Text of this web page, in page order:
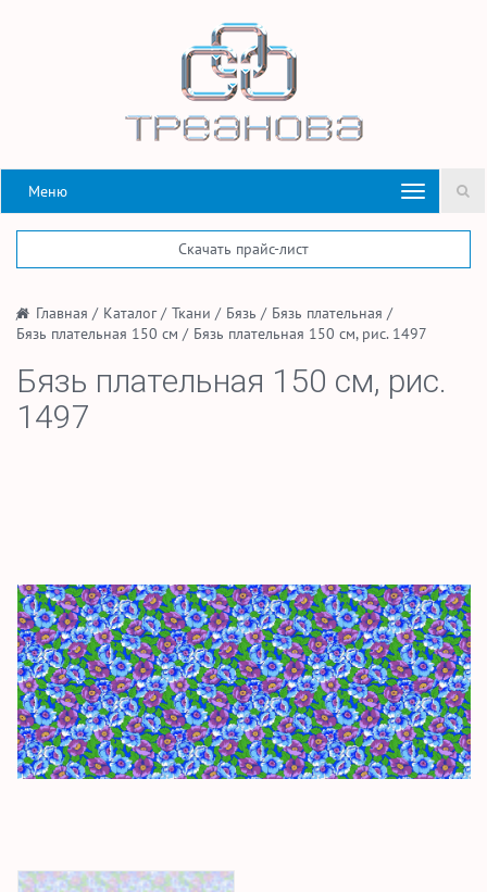
Меню
Скачать прайс-лист
/ Главная / Каталог/ Ткани / Бязь / Бязь плательная /
Бязь плательная 150 см / Бязь плательная 150 см, рис. 1497
Бязь плательная 150 см, рис.
1497